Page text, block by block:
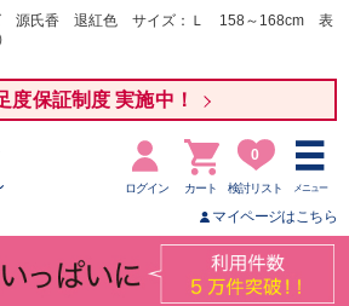
源氏香 退紅色 サイズ：Ｌ 158～168cm 表
度保証制度 実施中！
ログイン カート
0
検討リスト メニュー
マイページはこちら